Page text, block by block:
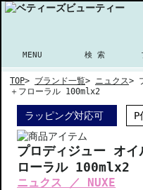
MENU 検 索
TOP> ブランド一覧> ニュクス>
＋フローラル 100mlx2
ラッピング対応可 P
プロディジュー オ
ローラル 100mlx2
ニュクス ／ NUXE